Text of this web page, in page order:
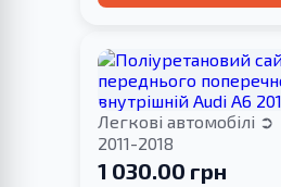
Легкові автомобілі
2011-2018
1 030.00 грн